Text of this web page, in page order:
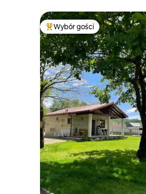
Najpopularniejsze z kategorii
Wybór gości